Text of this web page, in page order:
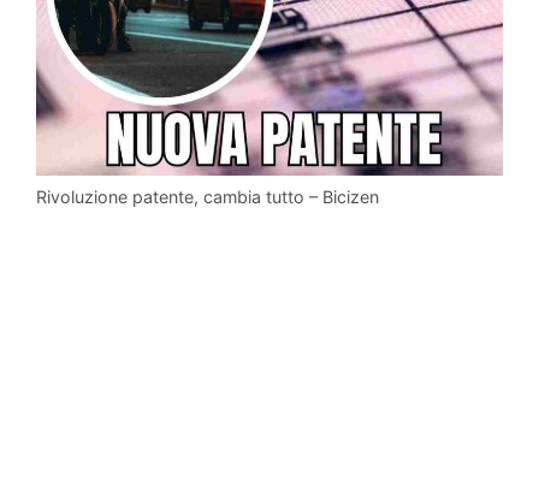
Rivoluzione patente, cambia tutto – Bicizen